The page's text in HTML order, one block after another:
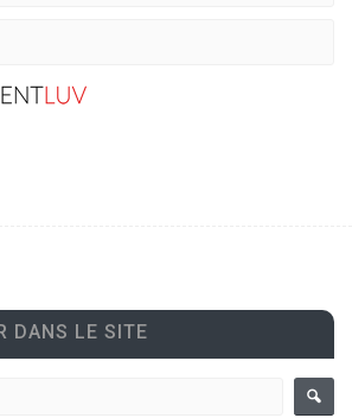
DANS LE SITE